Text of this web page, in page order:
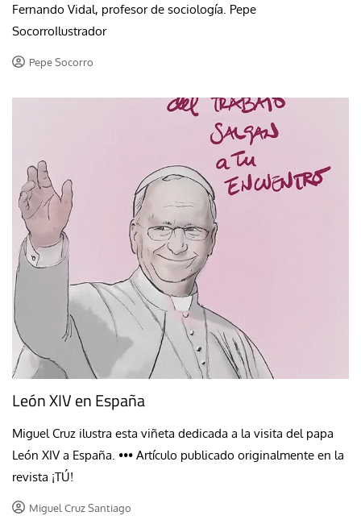
Fernando Vidal, profesor de sociología. Pepe
SocorroIlustrador
Pepe Socorro
León XIV en España
Miguel Cruz ilustra esta viñeta dedicada a la visita del papa
León XIV a España. ••• Artículo publicado originalmente en la
revista ¡TÚ!
Miguel Cruz Santiago